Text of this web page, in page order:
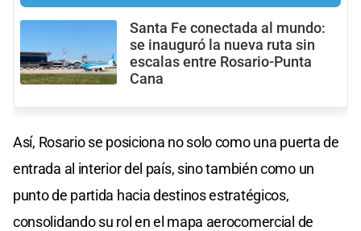
Santa Fe conectada al mundo:
se inauguró la nueva ruta sin
escalas entre Rosario-Punta
Cana
Así, Rosario se posiciona no solo como una puerta de
entrada al interior del país, sino también como un
punto de partida hacia destinos estratégicos,
consolidando su rol en el mapa aerocomercial de